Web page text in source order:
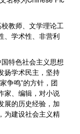
教师、文学理论工
、学术性、非营利
特色社会主义思想
扬学术民主，坚持
争鸣”的方针，团
家、编辑，对小说
展的历史经验，加
为建设社会主义精